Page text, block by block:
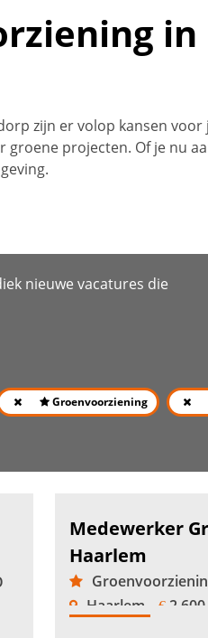
zijn er volop kansen
projecten. Of je nu
nieuwe vacatures die
Groenvoorziening
Medewerker
Haarlem
Haarlem
€